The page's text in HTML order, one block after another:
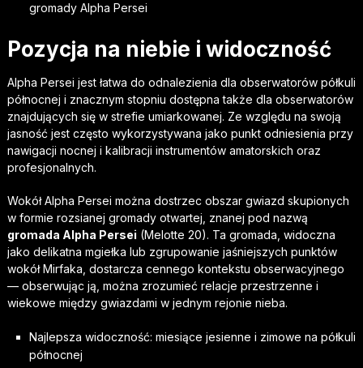
gromady Alpha Persei
Pozycja na niebie i widoczność
Alpha Persei jest łatwa do odnalezienia dla obserwatorów półkuli
północnej i znacznym stopniu dostępna także dla obserwatorów
znajdujących się w strefie umiarkowanej. Ze względu na swoją
jasność jest często wykorzystywana jako punkt odniesienia przy
nawigacji nocnej i kalibracji instrumentów amatorskich oraz
profesjonalnych.
Wokół Alpha Persei można dostrzec obszar gwiazd skupionych
w formie rozsianej gromady otwartej, znanej pod nazwą
gromada Alpha Persei (Melotte 20). Ta gromada, widoczna
jako delikatna mgiełka lub zgrupowanie jaśniejszych punktów
wokół Mirfaka, dostarcza cennego kontekstu obserwacyjnego
— obserwując ją, można zrozumieć relacje przestrzenne i
wiekowe między gwiazdami w jednym rejonie nieba.
Najlepsza widoczność: miesiące jesienne i zimowe na półkuli
północnej